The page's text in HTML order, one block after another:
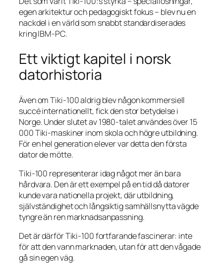
egen arkitektur och pedagogiskt fokus – blev nu en
nackdel i en värld som snabbt standardiserades
kring IBM-PC.
Ett viktigt kapitel i norsk
datorhistoria
Även om Tiki-100 aldrig blev någon kommersiell
succé internationellt, fick den stor betydelse i
Norge. Under slutet av 1980-talet användes över 15
000 Tiki-maskiner inom skola och högre utbildning.
För en hel generation elever var detta den första
dator de mötte.
Tiki-100 representerar idag något mer än bara
hårdvara. Den är ett exempel på en tid då datorer
kunde vara nationella projekt, där utbildning,
självständighet och långsiktig samhällsnytta vägde
tyngre än ren marknadsanpassning.
Det är därför Tiki-100 fortfarande fascinerar: inte
för att den vann marknaden, utan för att den vågade
gå sin egen väg.